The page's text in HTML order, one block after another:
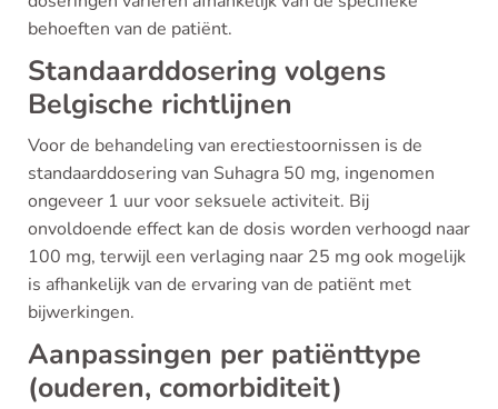
behoeften van de patiënt.
Standaarddosering volgens
Belgische richtlijnen
Voor de behandeling van erectiestoornissen is de
standaarddosering van Suhagra 50 mg, ingenomen
ongeveer 1 uur voor seksuele activiteit. Bij
onvoldoende effect kan de dosis worden verhoogd naar
100 mg, terwijl een verlaging naar 25 mg ook mogelijk
is afhankelijk van de ervaring van de patiënt met
bijwerkingen.
Aanpassingen per patiënttype
(ouderen, comorbiditeit)